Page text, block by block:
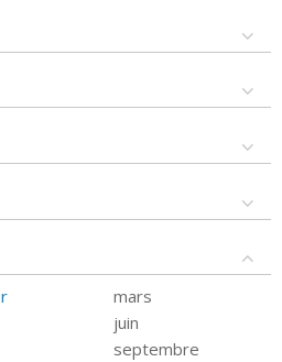
mars
juin
septembre